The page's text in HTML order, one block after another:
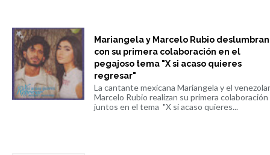
Mariangela y Marcelo Rubio deslumbran
con su primera colaboración en el
pegajoso tema "X si acaso quieres
regresar"
La cantante mexicana Mariangela y el
Marcelo Rubio realizan su primera colaboración
juntos en el tema "X si acaso quieres...